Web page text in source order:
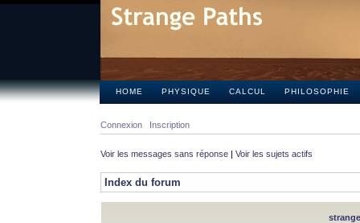
HOME PHYSIQUE CALCUL PHILOSOPHIE
Connexion Inscription
Voir les messages sans réponse | Voir les sujets actifs
Index du forum